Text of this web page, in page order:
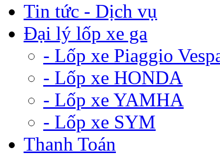
Tin tức - Dịch vụ
Đại lý lốp xe ga
- Lốp xe Piaggio
- Lốp xe HONDA
- Lốp xe YAMHA
- Lốp xe SYM
Thanh Toán